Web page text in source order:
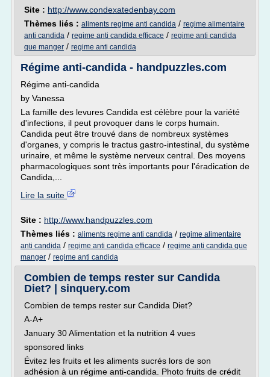
Site : http://www.condexatedenbay.com
Thèmes liés : aliments regime anti candida / regime alimentaire
anti candida / regime anti candida efficace / regime anti candida
que manger / regime anti candida
Régime anti-candida - handpuzzles.com
Régime anti-candida
by Vanessa
La famille des levures Candida est célèbre pour la variété
d'infections, il peut provoquer dans le corps humain.
Candida peut être trouvé dans de nombreux systèmes
d'organes, y compris le tractus gastro-intestinal, du système
urinaire, et même le système nerveux central. Des moyens
pharmacologiques sont très importants pour l'éradication de
Candida,...
Lire la suite
Site : http://www.handpuzzles.com
Thèmes liés : aliments regime anti candida / regime alimentaire
anti candida / regime anti candida efficace / regime anti candida que
manger / regime anti candida
Combien de temps rester sur Candida
Diet? | sinquery.com
Combien de temps rester sur Candida Diet?
A-A+
January 30 Alimentation et la nutrition 4 vues
sponsored links
Évitez les fruits et les aliments sucrés lors de son
adhésion à un régime anti-candida. Photo fruits de crédit